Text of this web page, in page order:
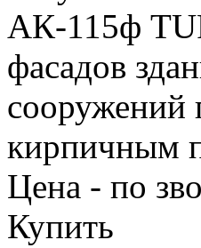
АК-115ф
фасадов
сооружений
кирпичным
Цена - по
Купить